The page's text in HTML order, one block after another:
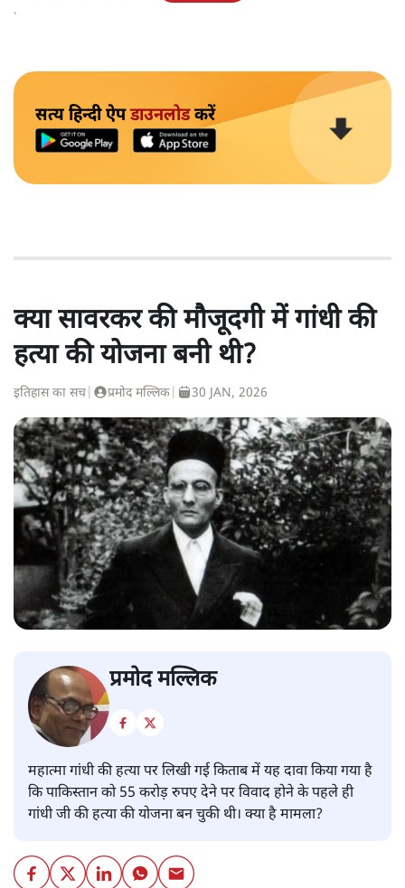
कार्रवाई क्यों नहीं की गई।'
सत्य हिन्दी ऐपडाउनलोडकरें
क्या सावरकर की मौजूदगी में गांधी की
हत्या की योजना बनी थी?
इतिहास का सच प्रमोद मल्लिक 30 JAN, 2026
प्रमोद मल्लिक
महात्मा गांधी की हत्या पर लिखी गई किताब में यह दावा किया गया है
कि पाकिस्तान को 55 करोड़ रुपए देने पर विवाद होने के पहले ही
गांधी जी की हत्या की योजना बन चुकी थी। क्या है मामला?